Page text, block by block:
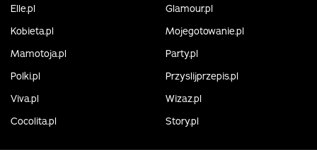
Elle.pl
Glamour.pl
Kobieta.pl
Mojegotowanie.pl
Mamotoja.pl
Party.pl
Polki.pl
Przyslijprzepis.pl
Viva.pl
Wizaz.pl
Cocolita.pl
Story.pl